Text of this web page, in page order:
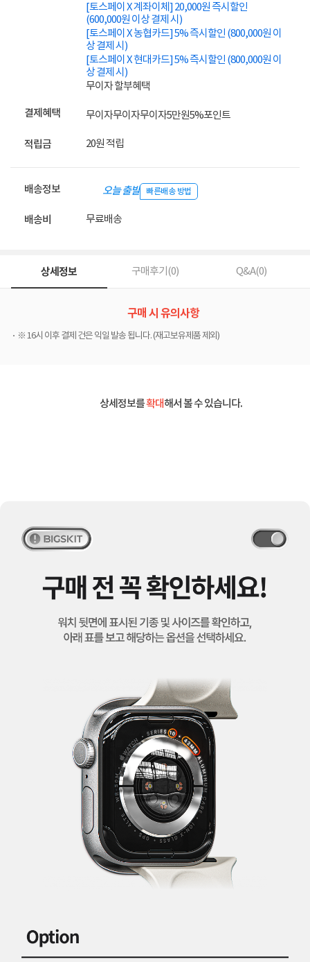
[토스페이 X 계좌이체] 20,000원 즉시할인
(600,000원 이상 결제 시)
[토스페이 X 농협카드] 5% 즉시할인 (800,000원 이
상 결제 시)
[토스페이 X 현대카드] 5% 즉시할인 (800,000원 이
상 결제 시)
무이자 할부혜택
결제혜택 무이자무이자무이자5만원5%포인트
적립금 20원 적립
배송정보 오늘 출발 빠른배송 방법
배송비 무료배송
상세정보 구매후기(0) Q&A(0)
구매 시 유의사항
※ 16시 이후 결제 건은 익일 발송 됩니다. (재고보유제품 제외)
상세정보를확대해서 볼 수 있습니다.